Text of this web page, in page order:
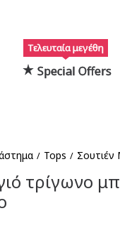
Special Offers
Τελευταία μεγέθη
/ Tops / Σουτιέν
τρίγωνο